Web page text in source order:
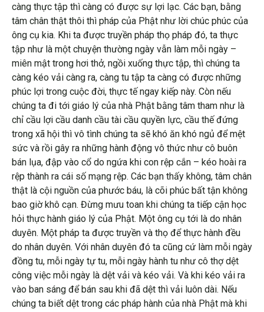
càng thực tập thì càng có được sự lợi lạc. Các bạn, bằng
tâm chân thật thôi thì pháp của Phật như lời chúc phúc của
ông cụ kia. Khi ta được truyền pháp thọ pháp đó, ta thực
tập như là một chuyện thường ngày vẫn làm mỗi ngày –
miên mật trong hơi thở, ngồi xuống thực tập, thì chúng ta
càng kéo vải càng ra, càng tu tập ta càng có được những
phúc lợi trong cuộc đời, thực tế ngay kiếp này. Còn nếu
chúng ta đi tới giáo lý của nhà Phật bằng tâm tham như là
chỉ cầu lợi cầu danh cầu tài cầu quyền lực, cầu thế đứng
trong xã hội thì vô tình chúng ta sẽ khó ăn khó ngủ để mệt
sức và rồi gây ra những hành động vô thức như cô buôn
bán lụa, đập vào cổ do ngứa khi con rệp cắn – kéo hoài ra
rệp thành ra cái số mạng rệp. Các bạn thấy không, tâm chân
thật là cội nguồn của phước báu, là cõi phúc bất tận không
bao giờ khô cạn. Đừng mưu toan khi chúng ta tiếp cận học
hỏi thực hành giáo lý của Phật. Một ông cụ tới là do nhân
duyên. Một pháp ta được truyền và thọ để thực hành đều
do nhân duyên. Với nhân duyên đó ta cũng cứ làm mỗi ngày
đồng tu, mỗi ngày tự tu, mỗi ngày hành tu như cô thợ dệt
công việc mỗi ngày là dệt vải và kéo vải. Và khi kéo vải ra
vào ban sáng để bán sau khi đã dệt thì vải luôn dài. Nếu
chúng ta biết dệt trong các pháp hành của nhà Phật mà khi